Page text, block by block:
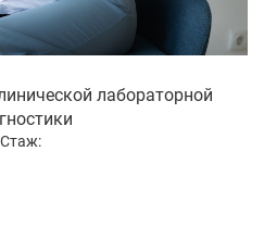
лабораторной
Стаж: